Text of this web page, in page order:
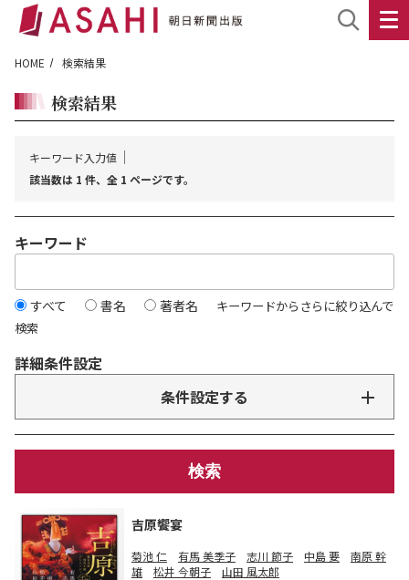
HOME 検索結果
検索結果
キーワード入力値
該当数は 1 件、全 1 ページです。
キーワード
すべて 書名 著者名
キーワードからさらに絞り込んで
検索
詳細条件設定
条件設定する
吉原饗宴
菊池 仁 有馬 美季子 志川 節子 中島 要
南原 幹
雄
松井 今朝子
山田 風太郎